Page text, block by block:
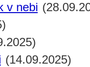
v nebi
(14.09.2025)